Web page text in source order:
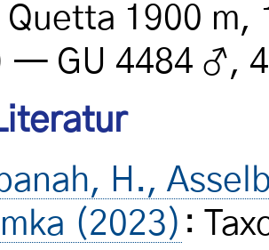
Quetta 1900
— GU 4484 ♂,
H.,
(2023) :